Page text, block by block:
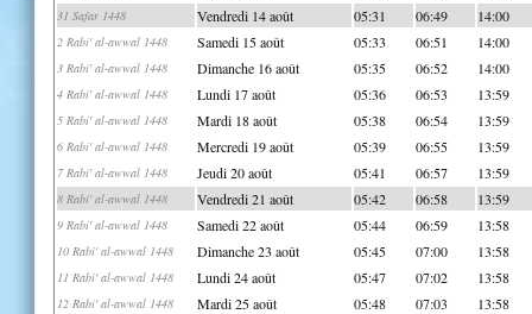
31 Safar 1448 Vendredi 14 août 05:31 06:49 14:00
2 Rabi' al-awwal 1448 Samedi 15 août 05:33 06:51 14:00
3 Rabi' al-awwal 1448 Dimanche 16 août 05:35 06:52 14:00
4 Rabi' al-awwal 1448 Lundi 17 août 05:36 06:53 13:59
5 Rabi' al-awwal 1448 Mardi 18 août 05:38 06:54 13:59
6 Rabi' al-awwal 1448 Mercredi 19 août 05:39 06:55 13:59
7 Rabi' al-awwal 1448 Jeudi 20 août 05:41 06:57 13:59
8 Rabi' al-awwal 1448 Vendredi 21 août 05:42 06:58 13:59
9 Rabi' al-awwal 1448 Samedi 22 août 05:44 06:59 13:58
10 Rabi' al-awwal 1448 Dimanche 23 août 05:45 07:00 13:58
11 Rabi' al-awwal 1448 Lundi 24 août 05:47 07:02 13:58
12 Rabi' al-awwal 1448 Mardi 25 août 05:48 07:03 13:58